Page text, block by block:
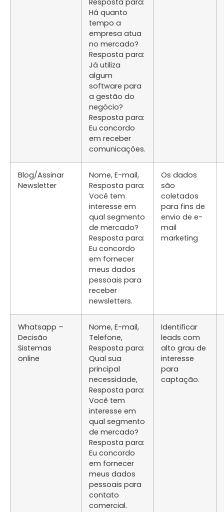
Resposta para:
Há quanto
tempo a
empresa atua
no mercado?
Resposta para:
Já utiliza
algum
software para
a gestão do
negócio?
Resposta para:
Eu concordo
em receber
comunicações.
Blog/Assinar
Newsletter
Nome, E-mail,
Resposta para:
Você tem
interesse em
qual segmento
de mercado?
Resposta para:
Eu concordo
em fornecer
meus dados
pessoais para
receber
newsletters.
Os dados
são
coletados
para fins de
envio de e-
mail
marketing
Whatsapp –
Decisão
Sistemas
online
Nome, E-mail,
Telefone,
Resposta para:
Qual sua
principal
necessidade,
Resposta para:
Você tem
interesse em
qual segmento
de mercado?
Resposta para:
Eu concordo
em fornecer
meus dados
pessoais para
contato
comercial.
Identificar
leads com
alto grau de
interesse
para
captação.